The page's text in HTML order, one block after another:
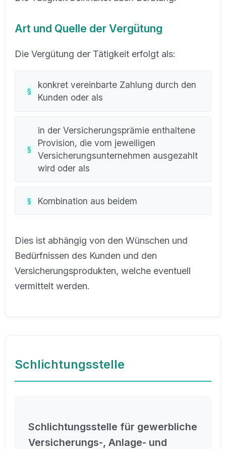
Art und Quelle der Vergütung
Die Vergütung der Tätigkeit erfolgt als:
konkret vereinbarte Zahlung durch den
Kunden oder als
in der Versicherungsprämie enthaltene
Provision, die vom jeweiligen
Versicherungsunternehmen ausgezahlt
wird oder als
Kombination aus beidem
Dies ist abhängig von den Wünschen und
Bedürfnissen des Kunden und den
Versicherungsprodukten, welche eventuell
vermittelt werden.
Schlichtungsstelle
Schlichtungsstelle für gewerbliche
Versicherungs-, Anlage- und